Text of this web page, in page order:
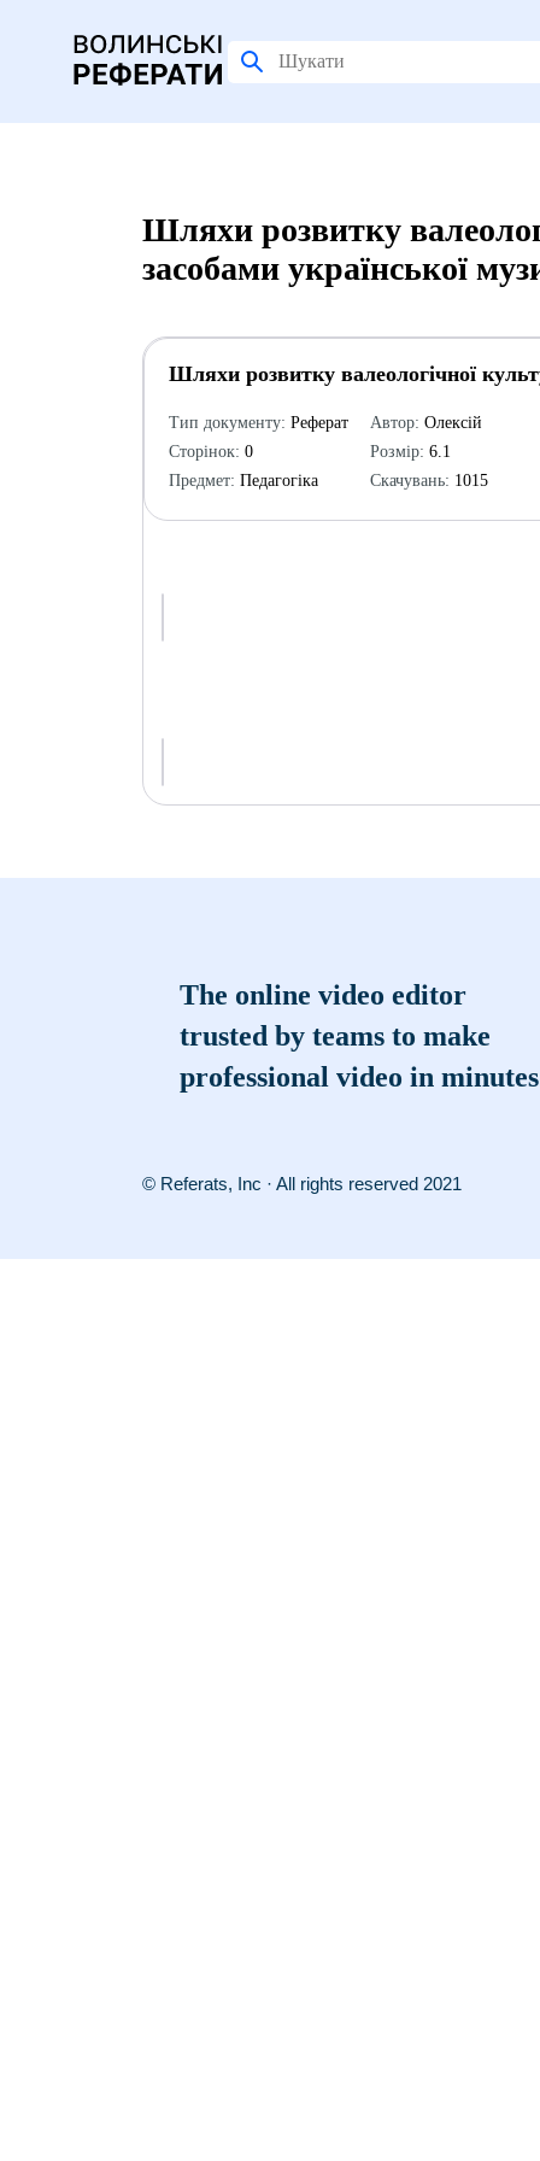
Шляхи розвитку
засобами української
Шляхи розвитку валеологічної
Тип документу: Реферат
Сторінок: 0
Предмет: Педагогіка
Автор: Олексій
Розмір: 6.1
Скачувань: 1015
The online video editor
trusted by teams to make
professional video in minutes
© Referats, Inc · All rights reserved 2021